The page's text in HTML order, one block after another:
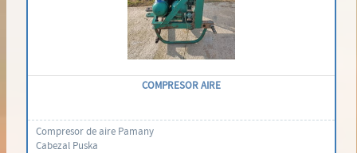
COMPRESOR AIRE
Compresor de aire Pamany
Cabezal Puska